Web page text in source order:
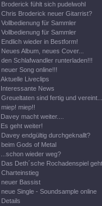
Broderick fühlt sich pudelwohl
Chris Broderick neuer Gitarrist?
Vollbedienung für Sammler
Vollbedienung für Sammler
Endlich wieder in Bestform!
Neues Album, neues Cover...
den Schlafwandler runterladen!!!
neuer Song online!!!
Aktuelle Liveclips
Interessante News
Greueltaten sind fertig und vereint...
miep! miep!!
Davey macht weiter....
Es geht weiter!
Davey endgültig durchgeknallt?
beim Gods of Metal
...schon wieder weg?
Das Deth´sche Rochadenspiel
Charteinstieg
neuer Bassist
neue Single - Soundsample online
Details